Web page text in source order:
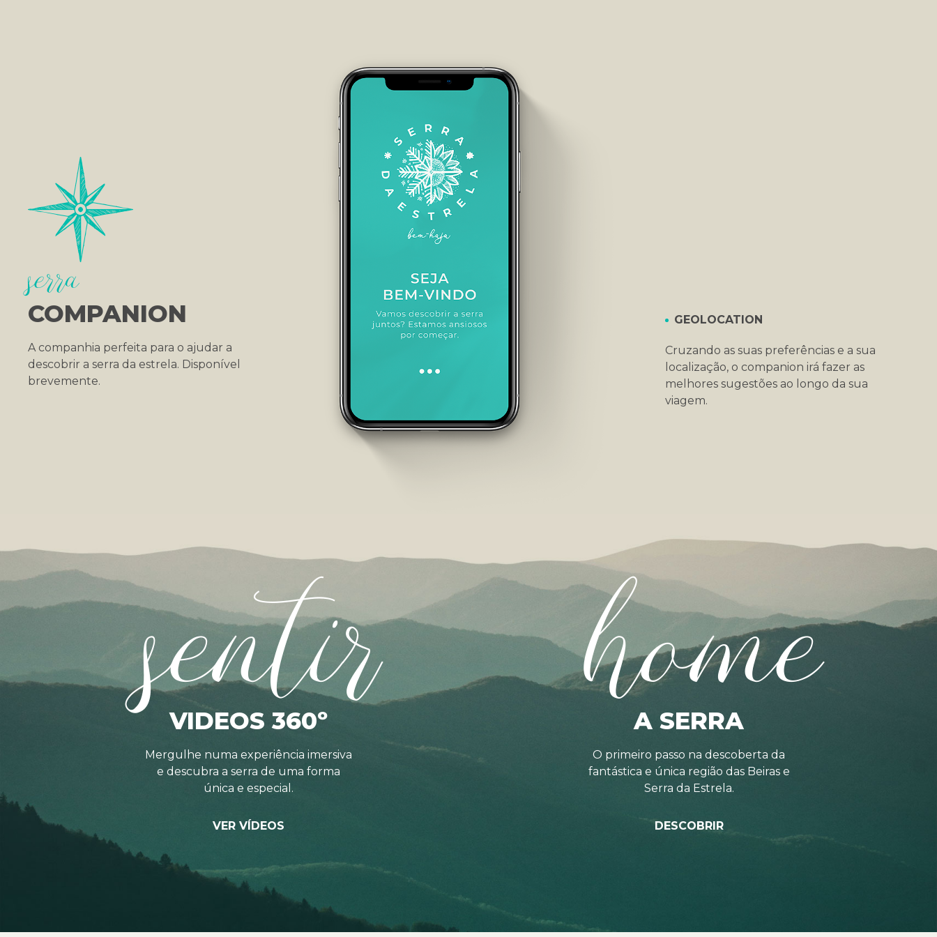
serra
COMPANION
A companhia perfeita para o ajudar a
descobrir a serra da estrela. Disponível
brevemente.
GEOLOCATION
Cruzando as suas preferências e a sua
localização, o companion irá fazer as
melhores sugestões ao longo da sua
viagem.
sentir
VIDEOS 360º
Mergulhe numa experiência imersiva
e descubra a serra de uma forma
única e especial.
VER VÍDEOS
home
A SERRA
O primeiro passo na descoberta da
fantástica e única região das Beiras e
Serra da Estrela.
DESCOBRIR